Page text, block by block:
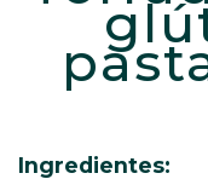
Ingredientes: